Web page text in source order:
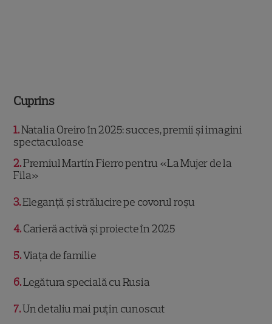
Cuprins
1 Natalia Oreiro în 2025: succes, premii și imagini
spectaculoase
2 Premiul Martín Fierro pentru «La Mujer de la
Fila»
3 Eleganță și strălucire pe covorul roșu
4 Carieră activă și proiecte în 2025
5 Viața de familie
6 Legătura specială cu Rusia
7 Un detaliu mai puțin cunoscut